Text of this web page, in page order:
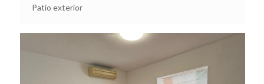
Patio exterior